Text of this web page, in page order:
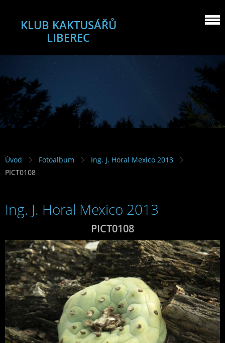
KLUB KAKTUSÁŘŮ
LIBEREC
Úvod Fotoalbum
Ing. J. Horal Mexico 2013
PICT0108
Ing. J. Horal Mexico 2013
PICT0108